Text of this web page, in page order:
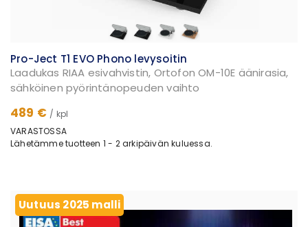
Pro-Ject T1 EVO Phono levysoitin
Laadukas RIAA esivahvistin, Ortofon OM-10E äänirasia,
sähköinen pyörintänopeuden vaihto
489 € / kpl
VARASTOSSA
Lähetämme tuotteen 1 - 2 arkipäivän kuluessa.
Uutuus 2025 malli